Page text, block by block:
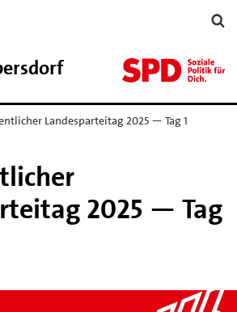
Landesparteitag 2025 — Tag 1
2025 — Tag